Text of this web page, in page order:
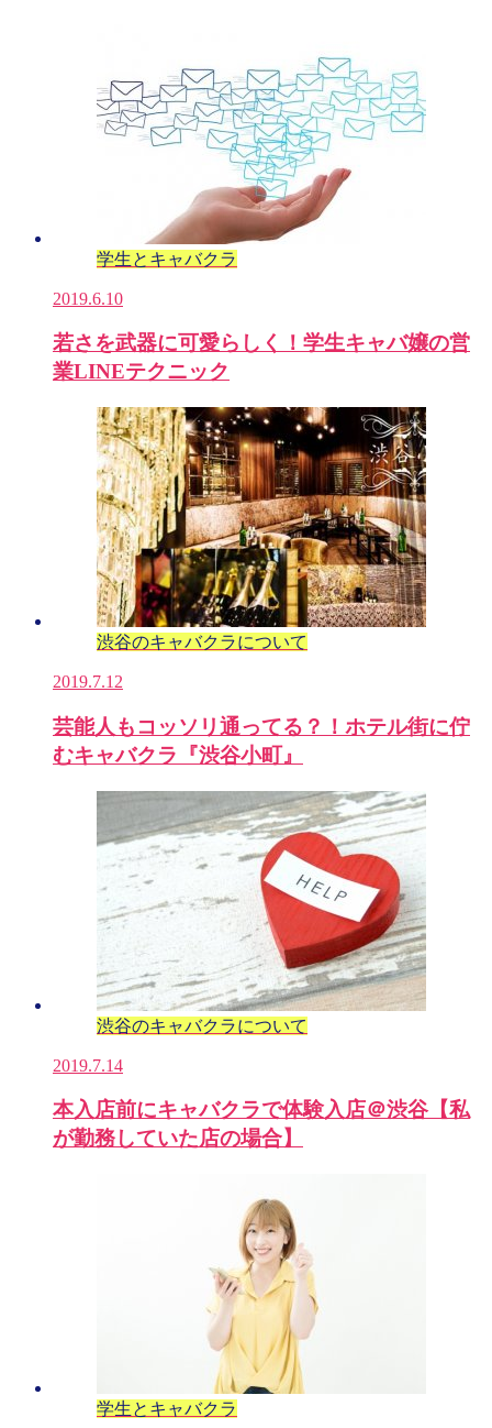
学生とキャバクラ
2019.6.10
若さを武器に可愛らしく！学生キャバ嬢の営
業LINEテクニック
渋谷のキャバクラについて
2019.7.12
芸能人もコッソリ通ってる？！ホテル街に佇
むキャバクラ『渋谷小町』
渋谷のキャバクラについて
2019.7.14
本入店前にキャバクラで体験入店＠渋谷【私
が勤務していた店の場合】
学生とキャバクラ